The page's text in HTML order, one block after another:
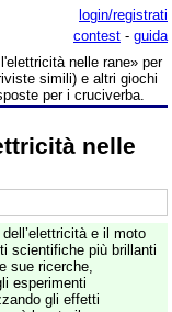
login/registrati
contest - guida
nelle rane» per
simili) e altri giochi
per i cruciverba.
nelle
e il moto
scientifiche più brillanti
sue ricerche,
esperimenti
gli effetti